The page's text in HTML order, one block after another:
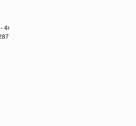
4г